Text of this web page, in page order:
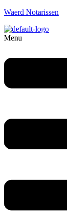
Waerd Notarissen
Menu